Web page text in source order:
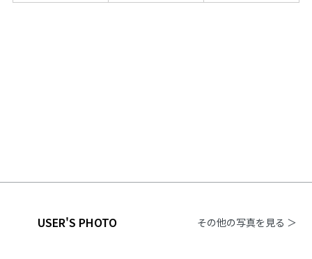
USER'S PHOTO その他の写真を見る ＞